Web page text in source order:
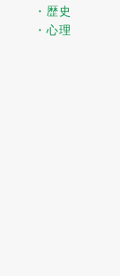
・歴史
・心理